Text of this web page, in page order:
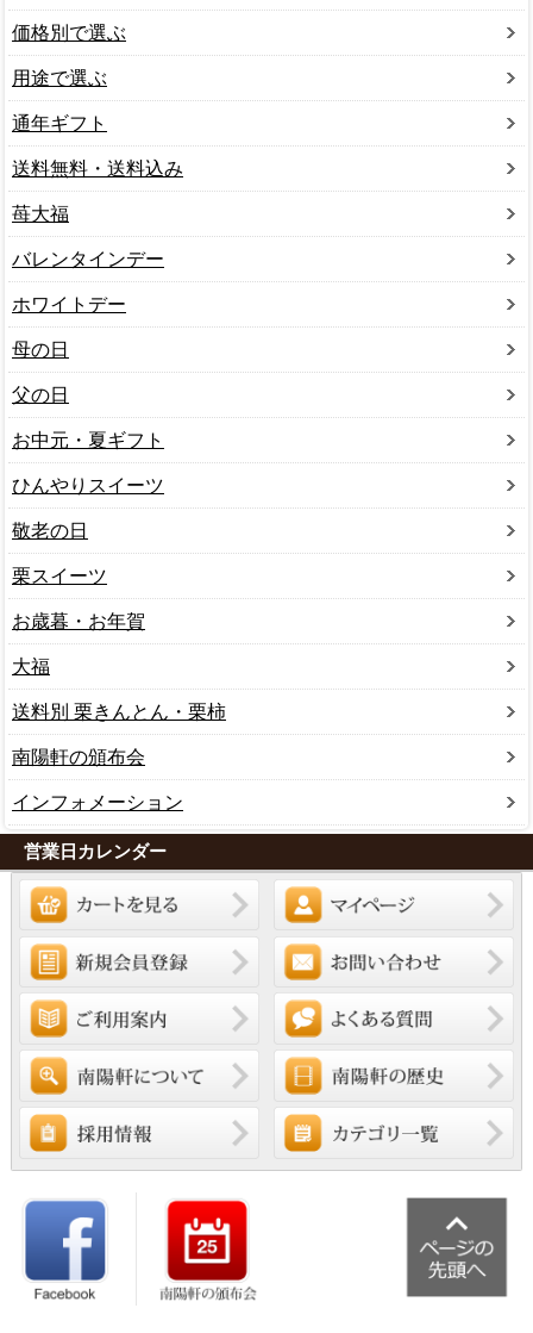
価格別で選ぶ
用途で選ぶ
通年ギフト
送料無料・送料込み
苺大福
バレンタインデー
ホワイトデー
母の日
父の日
お中元・夏ギフト
ひんやりスイーツ
敬老の日
栗スイーツ
お歳暮・お年賀
大福
送料別 栗きんとん・栗柿
南陽軒の頒布会
インフォメーション
営業日カレンダー